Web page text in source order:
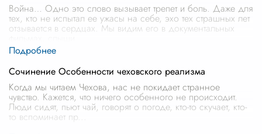
Война… Одно это слово вызывает трепет и боль. Даже для
тех, кто не испытал ее ужасы на себе, эхо тех страшных лет
отзывается в сердцах. Мы видим его в документальных
Сочинение Особенности чеховского реализма
Когда мы читаем Чехова, нас не покидает странное
чувство. Кажется, что ничего особенного не происходит.
Люди сидят, пьют чай, говорят о погоде, кто-то скучает, кто-
то вспоминает пр